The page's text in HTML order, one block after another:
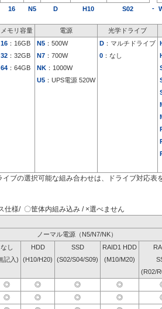
16 N5 D H10 S02 -
メモリ容量 電源 光学ドライブ
16 ：16GB N5 ：500W D ：マルチドライブ
32 ：32GB N7 ：700W 0 ：なし
64 ：64GB NK ：1000W
U5 ：UPS電源 520W
ブの選択可能な組み合わせは、ドライブ対応表
仕様/ 〇筐体内組み込み / ×選べません
ノーマル電源（N5/N7/NK）
なし HDD SSD RAID1 HDD
記入)
(H10/H20) (S02/S04/S09) (M10/M20)
(R02/
◎ ◎ ◎ ◎
◎ ◎ ◎ ◎